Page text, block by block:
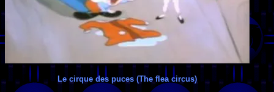
Le cirque des puces (The flea circus)